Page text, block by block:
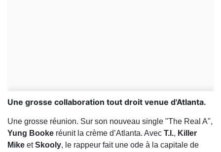
Une grosse collaboration tout droit venue d'Atlanta.
Une grosse réunion. Sur son nouveau single "The Real A",
Yung Booke réunit la crème d’Atlanta. Avec T.I., Killer
Mike etSkooly, le rappeur fait une ode à la capitale de